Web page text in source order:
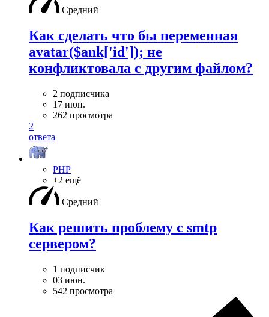
Средний
Как сделать что бы переменная
avatar($ank['id']); не
конфликтовала с другим файлом?
2 подписчика
17 июн.
262 просмотра
2
ответа
PHP
+2 ещё
Средний
Как решить проблему с smtp
сервером?
1 подписчик
03 июн.
542 просмотра